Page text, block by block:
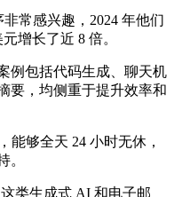
常感兴趣，2024 年他们
增长了近 8 倍。
包括代码生成、聊天机
要，均侧重于提升效率和
够全天 24 小时无休，
。
类生成式 AI 和电子邮